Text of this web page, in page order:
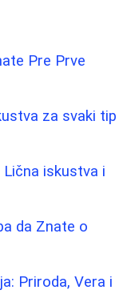
Pre Prve
za svaki tip
iskustva i
da Znate o
Priroda, Vera i